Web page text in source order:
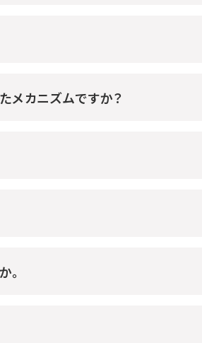
メカニズムですか？
。